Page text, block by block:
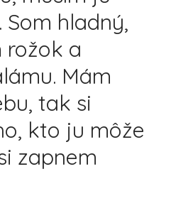
hladný,
rožok a
Mám
tak si
kto ju môže
zapnem